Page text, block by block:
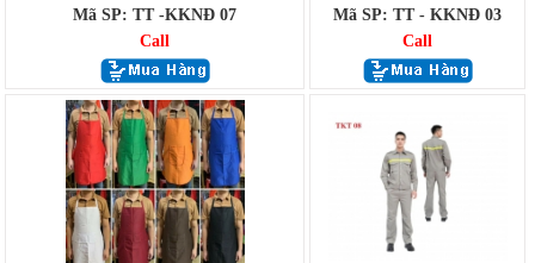
Mã SP: TT -KKNĐ 07
Call
Mã SP: TT - KKNĐ 03
Call